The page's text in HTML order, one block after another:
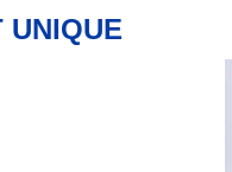
UNIQUE